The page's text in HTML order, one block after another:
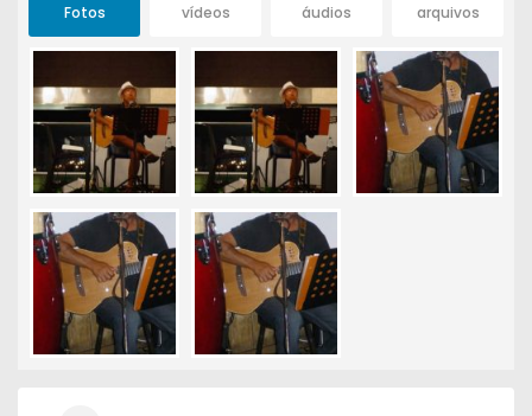
Fotos vídeos áudios arquivos